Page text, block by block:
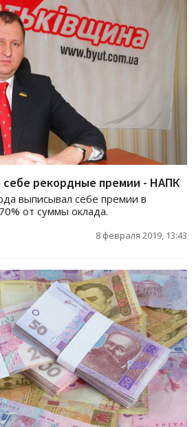
себе рекордные премии - НАПК
выписывал себе премии в
от суммы оклада.
8 февраля 2019, 13:43